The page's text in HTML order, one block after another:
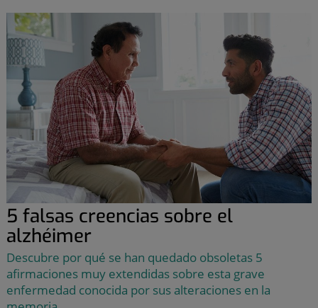
5 falsas creencias sobre el
alzhéimer
Descubre por qué se han quedado obsoletas 5
afirmaciones muy extendidas sobre esta grave
enfermedad conocida por sus alteraciones en la